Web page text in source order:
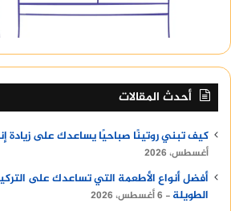
أحدث المقالات
كيف تبني روتينًا صباحيًا يساعدك على زيادة
أغسطس، 2026
أفضل أنواع الأطعمة التي تساعدك على
الطويلة
6 أغسطس، 2026